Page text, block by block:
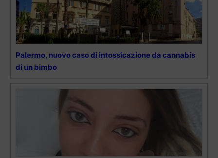
Palermo, nuovo caso di intossicazione da cannabis
di un bimbo